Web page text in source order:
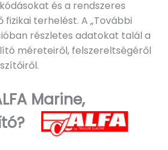
és a rendszeres
terhelést. A „További
részletes adatokat talál a
méreteiről, felszereltségéről
Marine,